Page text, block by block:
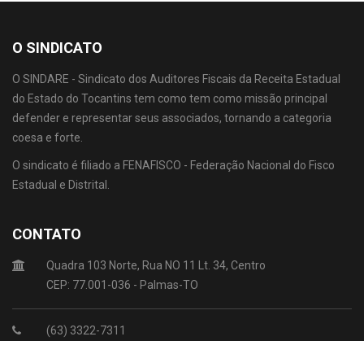
O SINDICATO
O SINDARE - Sindicato dos Auditores Fiscais da Receita Estadual
do Estado do Tocantins tem como tem como missão principal
defender e representar seus associados, tornando a categoria
coesa e forte.
O sindicato é filiado a FENAFISCO - Federação Nacional do Fisco
Estadual e Distrital.
CONTATO
Quadra 103 Norte, Rua NO 11 Lt. 34, Centro
CEP: 77.001-036 - Palmas-TO
(63) 3322-7311